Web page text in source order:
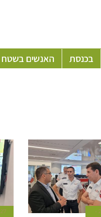
בכנסת האנשים בשטח
27 בנובמבר 2022